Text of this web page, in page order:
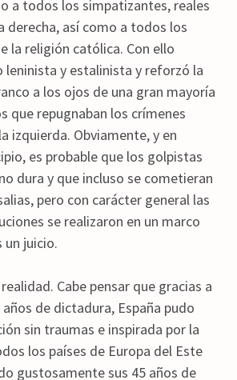
a todos los simpatizantes, reales
derecha, así como a todos los
la religión católica. Con ello
leninista y estalinista y reforzó la
a los ojos de una gran mayoría
que repugnaban los crímenes
izquierda. Obviamente, y en
es probable que los golpistas
dura y que incluso se cometieran
pero con carácter general las
se realizaron en un marco
un juicio.
Cabe pensar que gracias a
años de dictadura, España pudo
sin traumas e inspirada por la
los países de Europa del Este
gustosamente sus 45 años de